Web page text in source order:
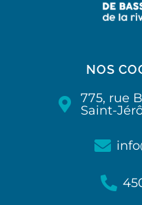
NOS
775, rue
Saint-